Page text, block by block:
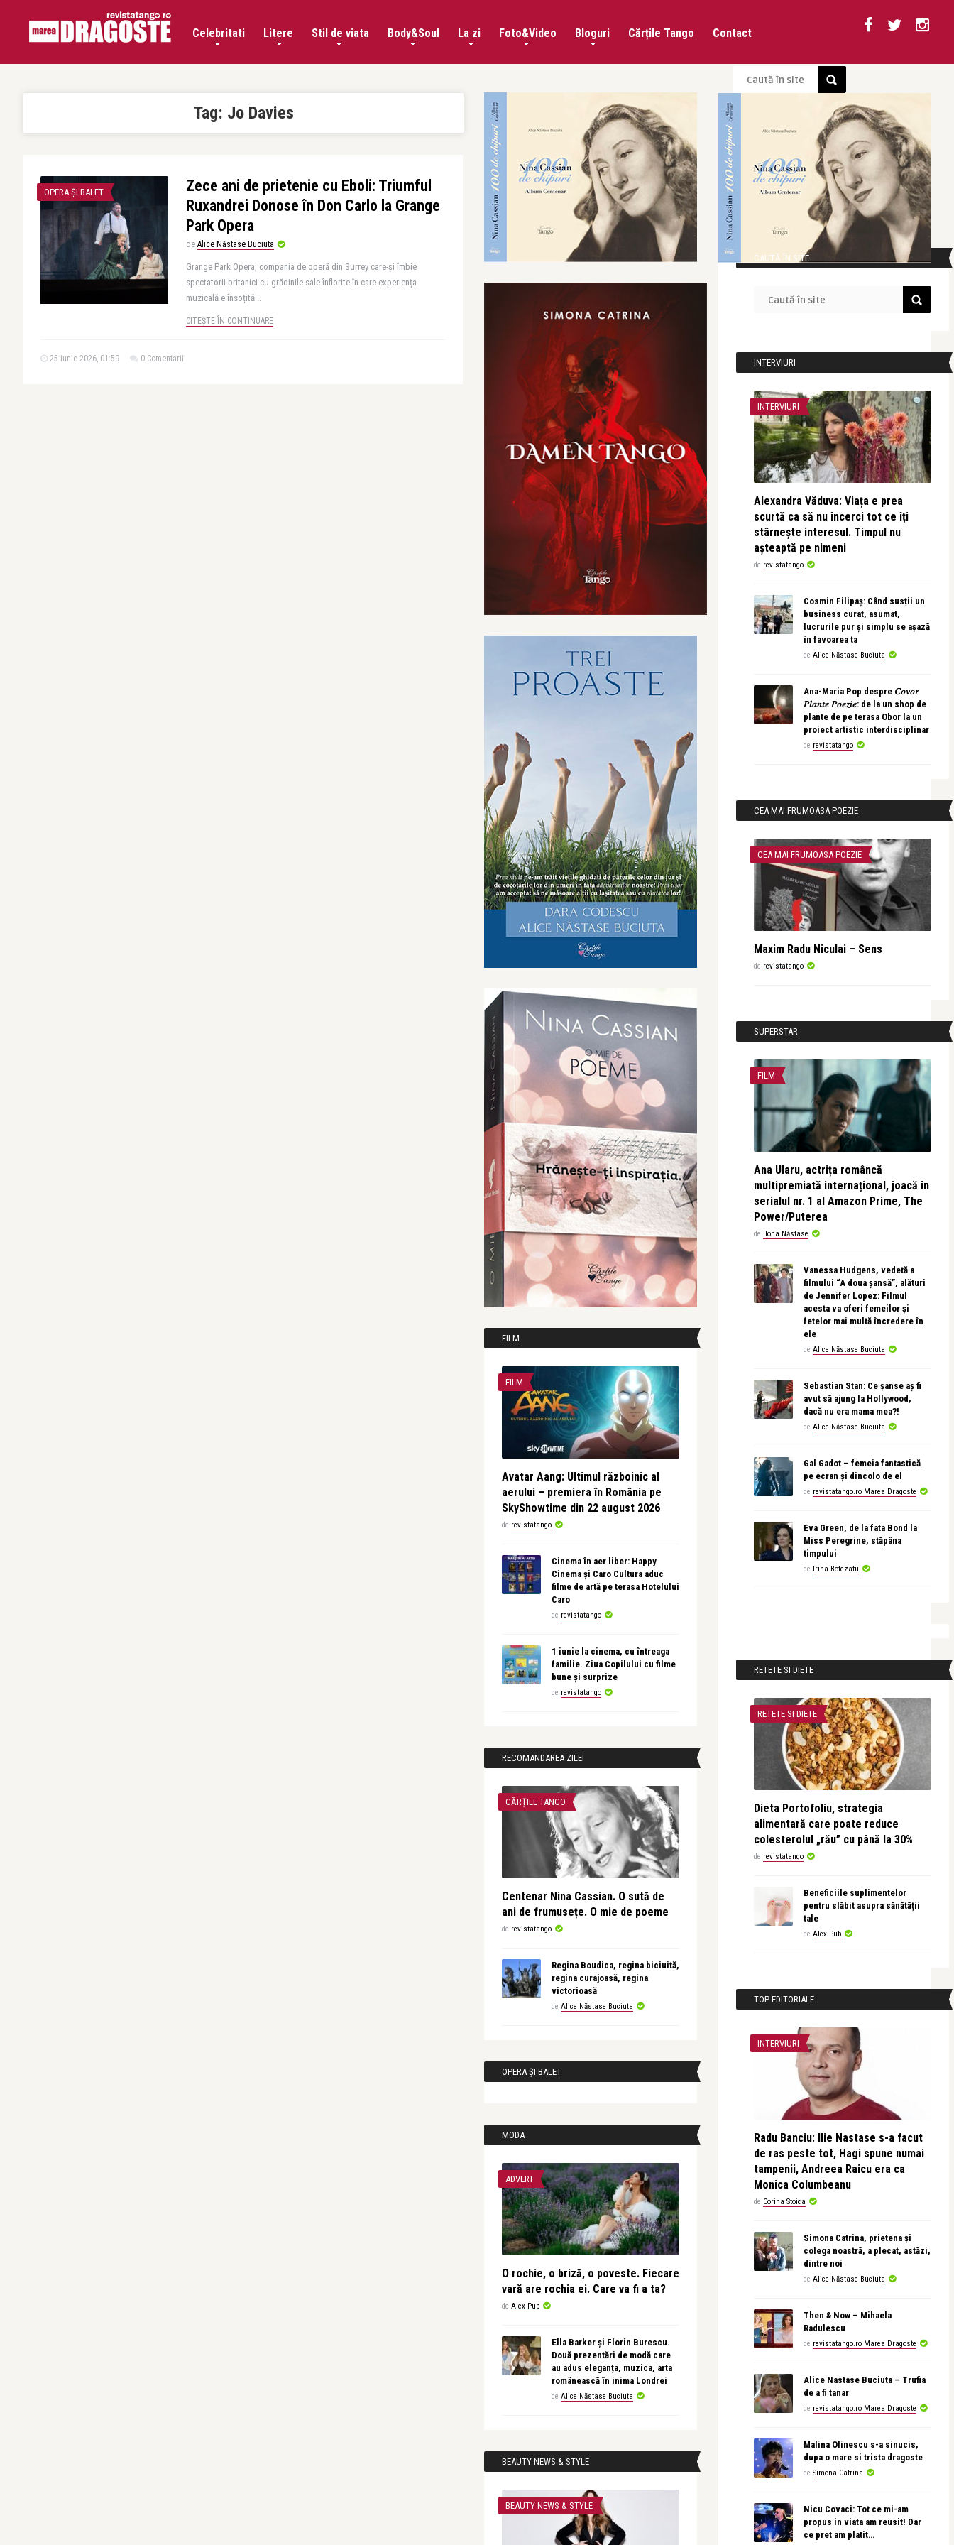
Celebritati Litere Stil de viata Body&Soul La zi Foto&Video Bloguri Cărțile Tango Contact
Tag: Jo Davies
OPERA ȘI BALET
Zece ani de prietenie cu Eboli: Triumful
Ruxandrei Donose în Don Carlo la Grange
Park Opera
de Alice Năstase Buciuta
Grange Park Opera, compania de operă din Surrey care-și îmbie
spectatorii britanici cu grădinile sale înflorite în care experiența
muzicală e însoțită ..
CITEȘTE ÎN CONTINUARE
25 iunie 2026, 01:59 0 Comentarii
FILM
FILM
Avatar Aang: Ultimul războinic al
aerului – premiera în România pe
SkyShowtime din 22 august 2026
de revistatango
Cinema în aer liber: Happy
Cinema și Caro Cultura aduc
filme de artă pe terasa Hotelului
Caro
de revistatango
1 iunie la cinema, cu întreaga
familie. Ziua Copilului cu filme
bune și surprize
de revistatango
RECOMANDAREA ZILEI
CĂRȚILE TANGO
Centenar Nina Cassian. O sută de
ani de frumusețe. O mie de poeme
de revistatango
Regina Boudica, regina biciuită,
regina curajoasă, regina
victorioasă
de Alice Năstase Buciuta
OPERA ȘI BALET
MODA
ADVERT
O rochie, o briză, o poveste. Fiecare
vară are rochia ei. Care va fi a ta?
de Alex Pub
Ella Barker și Florin Burescu.
Două prezentări de modă care
au adus eleganța, muzica, arta
românească în inima Londrei
de Alice Năstase Buciuta
BEAUTY NEWS & STYLE
BEAUTY NEWS & STYLE
CAUTĂ ÎN SITE
INTERVIURI
INTERVIURI
Alexandra Văduva: Viața e prea
scurtă ca să nu încerci tot ce îți
stârnește interesul. Timpul nu
așteaptă pe nimeni
de revistatango
Cosmin Filipaș: Când susții un
business curat, asumat,
lucrurile pur și simplu se așază
în favoarea ta
de Alice Năstase Buciuta
Ana-Maria Pop despre 𝐶𝑜𝑣𝑜𝑟
𝑃𝑙𝑎𝑛𝑡𝑒 𝑃𝑜𝑒𝑧𝑖𝑒: de la un shop de
plante de pe terasa Obor la un
proiect artistic interdisciplinar
de revistatango
CEA MAI FRUMOASA POEZIE
CEA MAI FRUMOASA POEZIE
Maxim Radu Niculai – Sens
de revistatango
SUPERSTAR
FILM
Ana Ularu, actrița româncă
multipremiată internațional, joacă în
serialul nr. 1 al Amazon Prime, The
Power/Puterea
de Ilona Năstase
Vanessa Hudgens, vedetă a
filmului “A doua șansă”, alături
de Jennifer Lopez: Filmul
acesta va oferi femeilor și
fetelor mai multă încredere în
ele
de Alice Năstase Buciuta
Sebastian Stan: Ce șanse aș fi
avut să ajung la Hollywood,
dacă nu era mama mea?!
de Alice Năstase Buciuta
Gal Gadot – femeia fantastică
pe ecran și dincolo de el
de revistatango.ro Marea Dragoste
Eva Green, de la fata Bond la
Miss Peregrine, stăpâna
timpului
de Irina Botezatu
RETETE SI DIETE
RETETE SI DIETE
Dieta Portofoliu, strategia
alimentară care poate reduce
colesterolul „rău” cu până la 30%
de revistatango
Beneficiile suplimentelor
pentru slăbit asupra sănătății
tale
de Alex Pub
TOP EDITORIALE
INTERVIURI
Radu Banciu: Ilie Nastase s-a facut
de ras peste tot, Hagi spune numai
tampenii, Andreea Raicu era ca
Monica Columbeanu
de Corina Stoica
Simona Catrina, prietena și
colega noastră, a plecat, astăzi,
dintre noi
de Alice Năstase Buciuta
Then & Now – Mihaela
Radulescu
de revistatango.ro Marea Dragoste
Alice Nastase Buciuta – Trufia
de a fi tanar
de revistatango.ro Marea Dragoste
Malina Olinescu s-a sinucis,
dupa o mare si trista dragoste
de Simona Catrina
Nicu Covaci: Tot ce mi-am
propus in viata am reusit! Dar
ce pret am platit…